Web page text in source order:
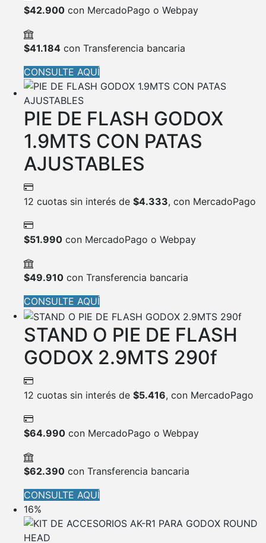
$42.900 con MercadoPago o Webpay
$41.184 con Transferencia bancaria
CONSULTE AQUÍ
PIE DE FLASH GODOX
1.9MTS CON PATAS
AJUSTABLES
12 cuotas sin interés de $4.333, con MercadoPago
$51.990 con MercadoPago o Webpay
$49.910 con Transferencia bancaria
CONSULTE AQUÍ
STAND O PIE DE FLASH
GODOX 2.9MTS 290f
12 cuotas sin interés de $5.416, con MercadoPago
$64.990 con MercadoPago o Webpay
$62.390 con Transferencia bancaria
CONSULTE AQUÍ
16%